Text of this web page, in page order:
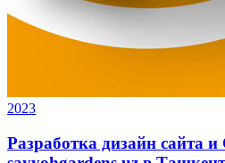
2023
Разработка дизайн сайта и